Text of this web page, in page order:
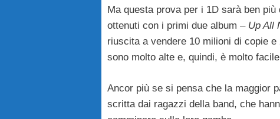
Ma questa prova per i 1D sarà ben
ottenuti con i primi due album – Up All
riuscita a vendere 10 milioni di copie
sono molto alte e, quindi, è molto
Ancor più se si pensa che la maggior
scritta dai ragazzi della band, che